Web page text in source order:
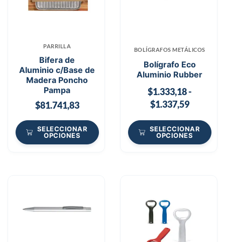
PARRILLA
Bifera de
Aluminio c/Base de
Madera Poncho
Pampa
$81.741,83
SELECCIONAR
OPCIONES
BOLÍGRAFOS METÁLICOS
Bolígrafo Eco
Aluminio Rubber
$1.333,18-
$1.337,59
SELECCIONAR
OPCIONES